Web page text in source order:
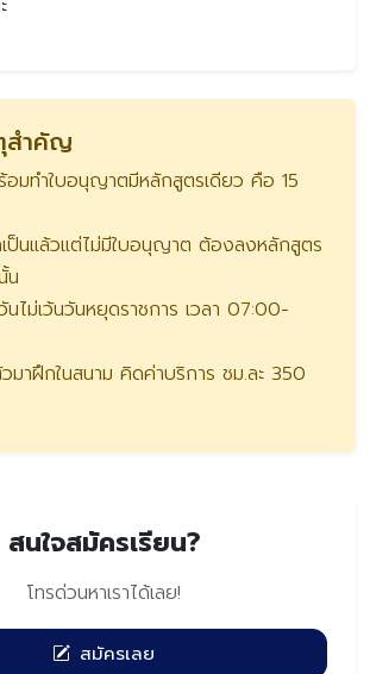
สำคัญ
มทำใบอนุญาตมีหลักสูตรเดียว คือ 15
ป็นแล้วแต่ไม่มีใบอนุญาต ต้องลงหลักสูตร
น
นไม่เว้นวันหยุดราชการ เวลา 07:00-
มาฝึกในสนาม คิดค่าบริการ ชม.ละ 350
สนใจสมัครเรียน?
โทรด่วนหาเราได้เลย!
สมัครเลย